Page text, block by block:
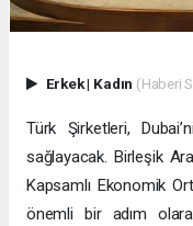
Erkek| Kadın (Haberi
Türk Şirketleri,
sağlayacak. Birleşik
Kapsamlı Ekonomik
önemli bir adım